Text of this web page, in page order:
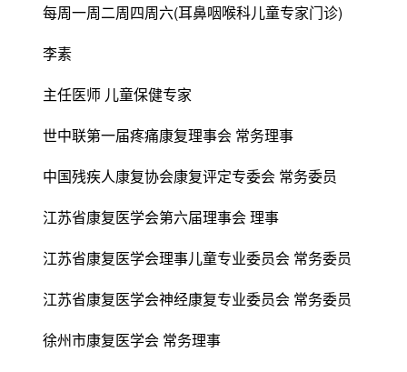
每周一周二周四周六(耳鼻咽喉科儿童专家门诊)
李素
主任医师 儿童保健专家
世中联第一届疼痛康复理事会 常务理事
中国残疾人康复协会康复评定专委会 常务委员
江苏省康复医学会第六届理事会 理事
江苏省康复医学会理事儿童专业委员会 常务委员
江苏省康复医学会神经康复专业委员会 常务委员
徐州市康复医学会 常务理事